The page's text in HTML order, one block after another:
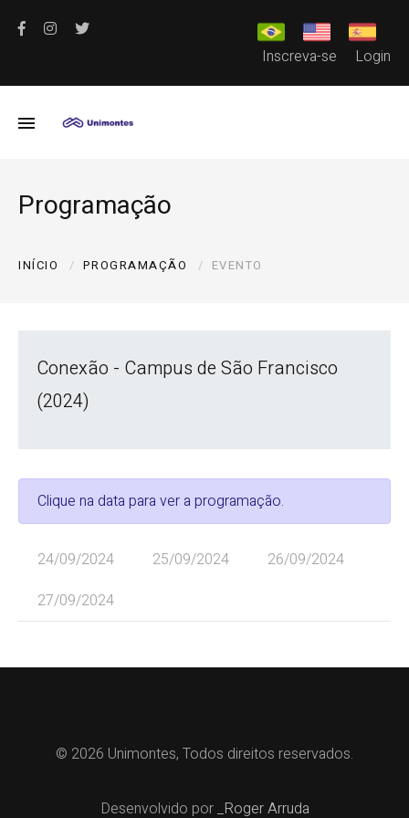
Inscreva-se Login
Programação
INÍCIO PROGRAMAÇÃO EVENTO
Conexão - Campus de São Francisco
(2024)
Clique na data para ver a programação.
24/09/2024 25/09/2024
26/09/2024
27/09/2024
© 2026 Unimontes, Todos direitos reservados.
Desenvolvido por_Roger Arruda